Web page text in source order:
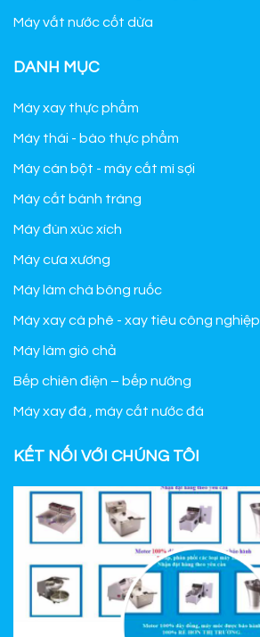
Máy vắt nước cốt dừa
DANH MỤC
Máy xay thực phẩm
Máy thái - bào thực phẩm
Máy cán bột - máy cắt mì sợi
Máy cắt bánh tráng
Máy đùn xúc xích
Máy cưa xương
Máy làm chà bông ruốc
Máy xay cà phê - xay tiêu công nghiệp
Máy làm giò chả
Bếp chiên điện – bếp nướng
Máy xay đá , máy cắt nước đá
KẾT NỐI VỚI CHÚNG TÔI